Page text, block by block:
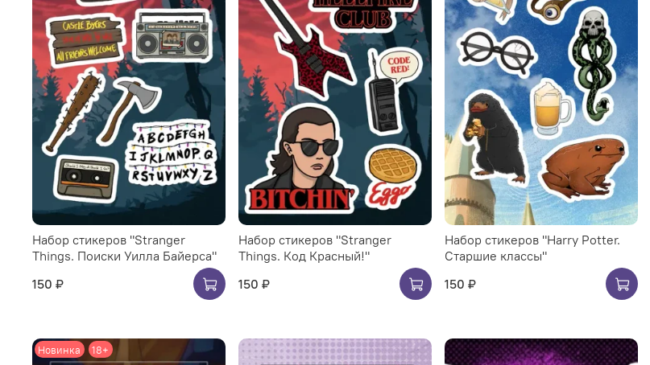
Набор стикеров "Stranger
Things. Поиски Уилла Байерса"
150 ₽
Набор стикеров "Stranger
Things. Код Красный!"
150 ₽
Набор стикеров "Harry Potter.
Старшие классы"
150 ₽
Новинка 18+